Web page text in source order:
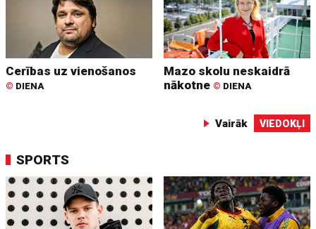
Cerības uz vienošanos
© DIENA
Mazo skolu neskaidrā
nākotne © DIENA
Vairāk VIEDOKĻI
SPORTS